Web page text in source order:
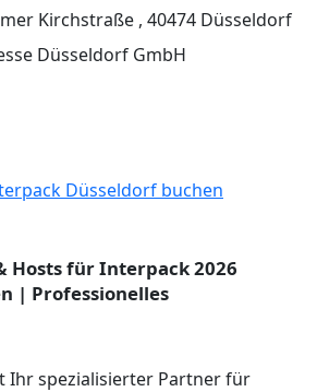
Kirchstraße , 40474 Düsseldorf
Düsseldorf GmbH
Hosts für Interpack 2026
| Professionelles
Ihr spezialisierter Partner für